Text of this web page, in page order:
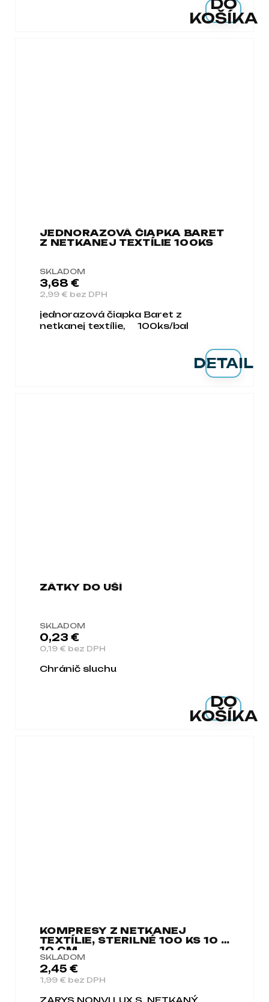
DO
KOŠÍKA
JEDNORAZOVÁ ČIAPKA BARET
Z NETKANEJ TEXTÍLIE 100KS
SKLADOM
2,99 € bez DPH
3,68 €
DETAIL
jednorazová čiapka Baret z
netkanej textílie, 100ks/bal
ZÁTKY DO UŠÍ
SKLADOM
0,19 € bez DPH
0,23 €
DO
KOŠÍKA
Chránič sluchu
KOMPRESY Z NETKANEJ
TEXTÍLIE, STERILNÉ 100 KS 10 X
10 CM
SKLADOM
1,99 € bez DPH
2,45 €
ZARYS NONVI LUX S, NETKANÝ